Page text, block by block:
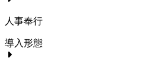
人事奉行
導入形態